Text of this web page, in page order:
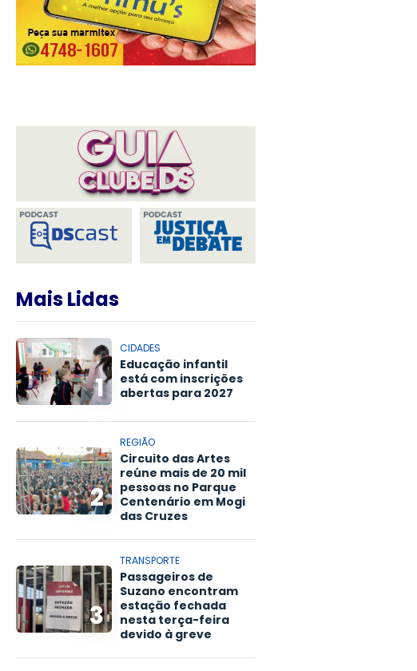
Mais Lidas
1
CIDADES
Educação infantil
está com inscrições
abertas para 2027
2
REGIÃO
Circuito das Artes
reúne mais de 20 mil
pessoas no Parque
Centenário em Mogi
das Cruzes
3
TRANSPORTE
Passageiros de
Suzano encontram
estação fechada
nesta terça-feira
devido à greve